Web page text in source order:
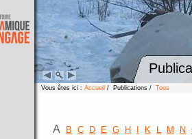
Vous êtes ici : Accueil / Publications / Tous
A B C D E G H K L M N